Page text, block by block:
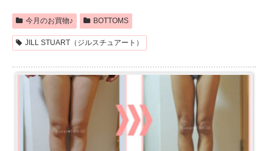
今月のお買物♪ BOTTOMS
JILL STUART（ジルスチュアート）